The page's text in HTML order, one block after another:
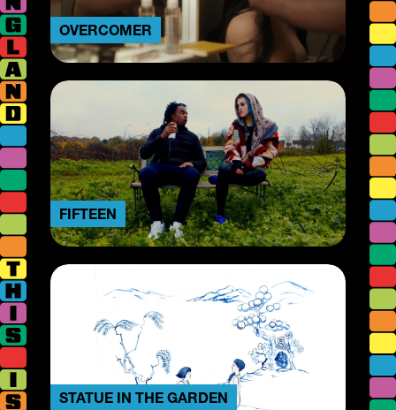
OVERCOMER
FIFTEEN
STATUE IN THE GARDEN